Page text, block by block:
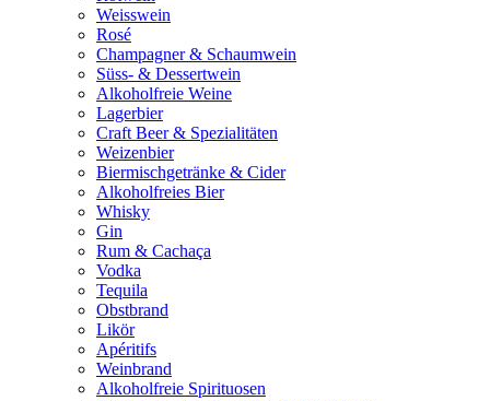
Weisswein
Rosé
Champagner & Schaumwein
Süss- & Dessertwein
Alkoholfreie Weine
Lagerbier
Craft Beer & Spezialitäten
Weizenbier
Biermischgetränke & Cider
Alkoholfreies Bier
Whisky
Gin
Rum & Cachaça
Vodka
Tequila
Obstbrand
Likör
Apéritifs
Weinbrand
Alkoholfreie Spirituosen